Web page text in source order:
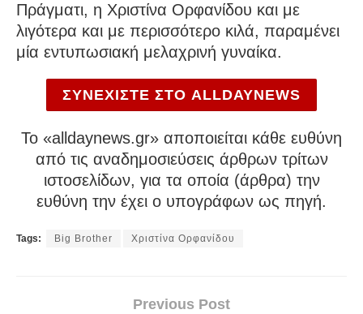
Πράγματι, η Χριστίνα Ορφανίδου και με
λιγότερα και με περισσότερο κιλά, παραμένει
μία εντυπωσιακή μελαχρινή γυναίκα.
ΣΥΝΕΧΙΣΤΕ ΣΤΟ ALLDAYNEWS
To «alldaynews.gr» αποποιείται κάθε ευθύνη
από τις αναδημοσιεύσεις άρθρων τρίτων
ιστοσελίδων, για τα οποία (άρθρα) την
ευθύνη την έχει ο υπογράφων ως πηγή.
Tags: Big Brother Χριστίνα Ορφανίδου
Previous Post